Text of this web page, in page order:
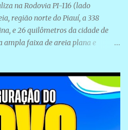
na Rodovia PI-116 (lado
região norte do Piauí, a 338
e 26 quilômetros da cidade de
ampla faixa de areia plana e
que não chegam a 2 metros
em seu espaço geográfico. Não
leva esse nome, e muitas das suas
do tempo. A praia é